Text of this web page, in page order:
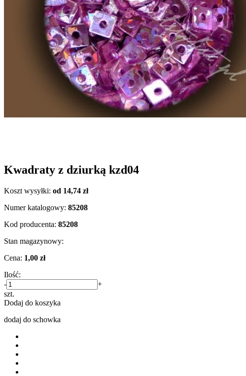
Kwadraty z dziurką kzd04
Koszt wysyłki: od 14,74 zł
Numer katalogowy: 85208
Kod producenta: 85208
Stan magazynowy:
Cena: 1,00 zł
Ilość:
-
+
szt.
Dodaj do koszyka
dodaj do schowka